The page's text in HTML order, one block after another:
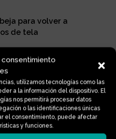
utilizamos tecnologías como las
a la información del dispositivo. El
nos permitirá procesar datos
o las identificaciones únicas
el consentimiento, puede afectar
y funciones.
para volver a
de tela
al carrito